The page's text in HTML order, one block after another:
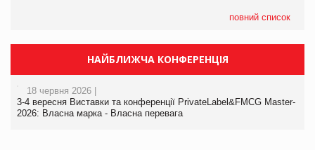
повний список
НАЙБЛИЖЧА КОНФЕРЕНЦІЯ
18 червня 2026 |
3-4 вересня Виставки та конференції PrivateLabel&FMCG Master-
2026: Власна марка - Власна перевага